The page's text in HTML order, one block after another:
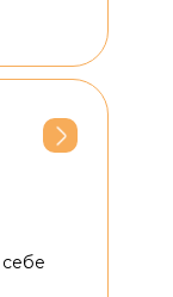
себе